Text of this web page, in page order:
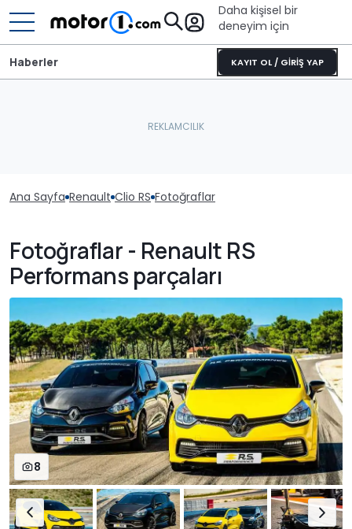
Daha kişisel bir
deneyim için
KAYIT OL / GİRİŞ YAP
Haberler
Ana Sayfa Renault Clio RS Fotoğraflar
Fotoğraflar - Renault RS
Performans parçaları
8